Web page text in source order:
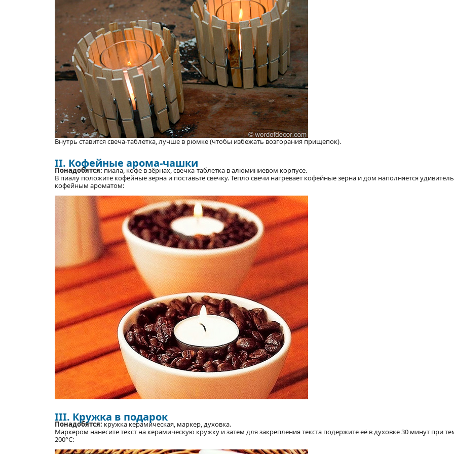
Внутрь ставится свеча-таблетка, лучше в рюмке (чтобы избежать возгорания прищепок).
II. Кофейные арома-чашки
Понадобятся: пиала, кофе в зёрнах, свечка-таблетка в алюминиевом корпусе.
В пиалу положите кофейные зерна и поставьте свечку. Тепло свечи нагревает кофейные зерна и дом наполняется
кофейным ароматом:
III. Кружка в подарок
Понадобятся: кружка керамическая, маркер, духовка.
Маркером нанесите текст на керамическую кружку и затем для закрепления текста подержите её в духовке 30 минут при
200°С: